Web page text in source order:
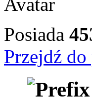
Posiada
Przejdź